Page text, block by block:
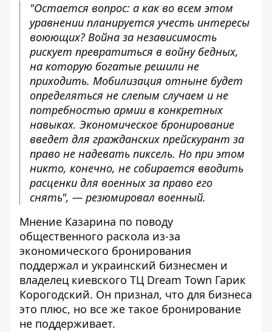
"Остается вопрос: а как во всем этом
уравнении планируется учесть интересы
воюющих? Война за независимость
рискует превратиться в войну бедных,
на которую богатые решили не
приходить. Мобилизация отныне будет
определяться не слепым случаем и не
потребностью армии в конкретных
навыках. Экономическое бронирование
введет для гражданских прейскурант за
право не надевать пиксель. Но при этом
никто, конечно, не собирается вводить
расценки для военных за право его
снять", — резюмировал военный.
Мнение Казарина по поводу
общественного раскола из-за
экономического бронирования
поддержал и украинский бизнесмен и
владелец киевского ТЦ Dream Town Гарик
Корогодский. Он признал, что для бизнеса
это плюс, но все же такое бронирование
не поддерживает.